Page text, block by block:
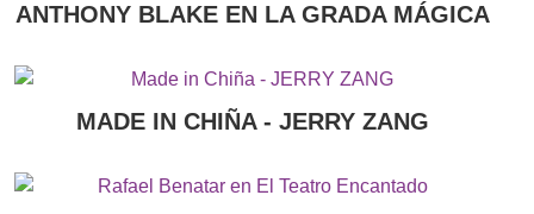
ANTHONY BLAKE EN LA GRADA MÁGICA
MADE IN CHIÑA - JERRY ZANG